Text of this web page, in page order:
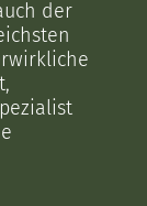
der